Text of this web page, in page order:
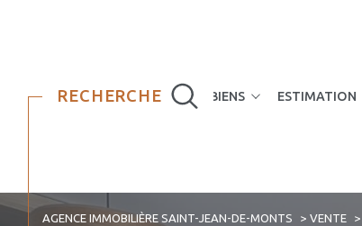
NOS BIENS
Maisons Appartements
ESTIMATION
RECHERCHE
AGENCE IMMOBILIÈRE SAINT-JEAN-DE-MONTS VENTE